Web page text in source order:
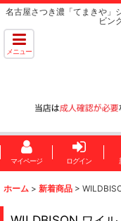
名古屋さつき濃「てまきや」
ビン
メニュー
マイページ ログイン
ホーム > 新着商品 >